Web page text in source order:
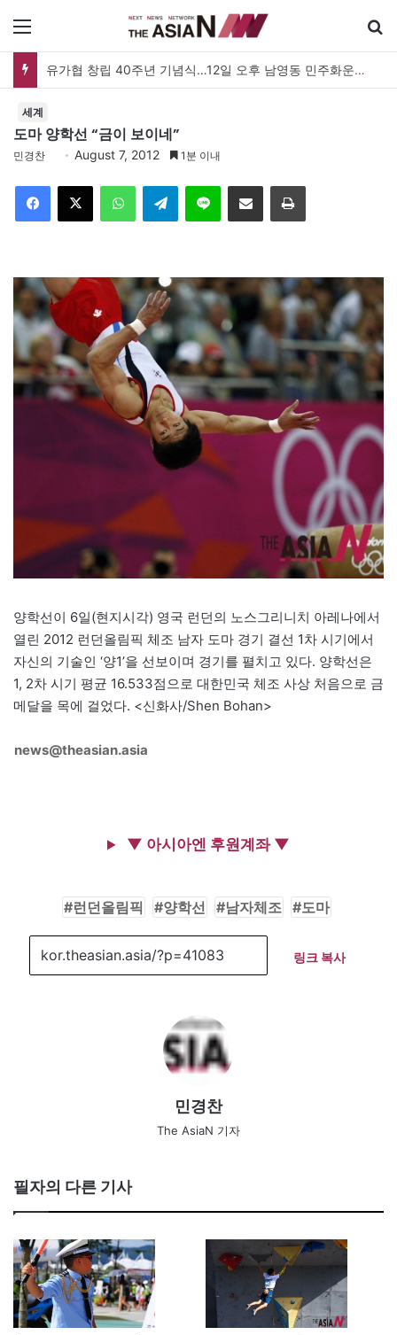
유가협 창립 40주년 기념식…12일 오후 남영동 민주화운동기념관
세계
도마 양학선 “금이 보이네”
민경찬 August 7, 2012 1분 이내
Telegram 이메일
양학선이 6일(현지시각) 영국 런던의 노스그리니치 아레나에서
열린 2012 런던올림픽 체조 남자 도마 경기 결선 1차 시기에서
자신의 기술인 ‘양1’을 선보이며 경기를 펼치고 있다. 양학선은
1, 2차 시기 평균 16.533점으로 대한민국 체조 사상 처음으로 금
메달을 목에 걸었다. <신화사/Shen Bohan>
news@theasian.asia
▼ 아시아엔 후원계좌 ▼
런던올림픽 양학선 남자체조 도마
링크 복사
민경찬
The AsiaN 기자
필자의 다른 기사